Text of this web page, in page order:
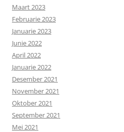
Maart 2023
Februarie 2023
Januarie 2023
Junie 2022
April 2022
Januarie 2022
Desember 2021
November 2021
Oktober 2021
September 2021
Mei 2021